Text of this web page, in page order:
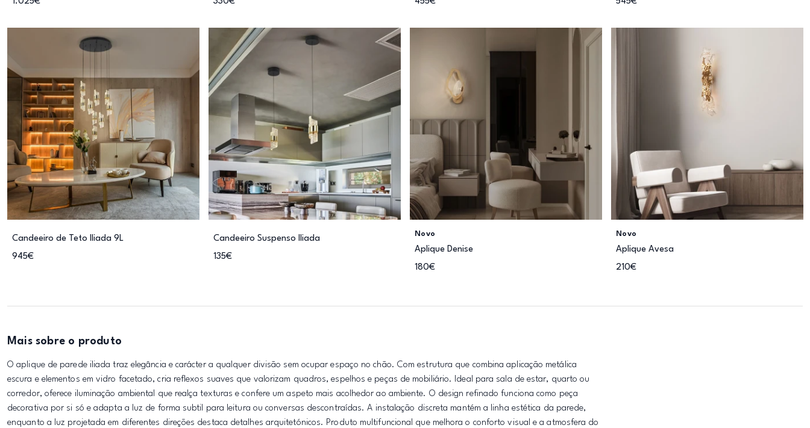
Candeeiro de Teto Iliada 9L
945€
Candeeiro Suspenso Iliada
135€
Novo
Aplique Denise
180€
Novo
Aplique Avesa
210€
Mais sobre o produto
O aplique de parede iliada traz elegância e carácter a qualquer divisão sem ocupar espaço no chão. Com estrutura que combina aplicação metálica
escura e elementos em vidro facetado, cria reflexos suaves que valorizam quadros, espelhos e peças de mobiliário. Ideal para sala de estar, quarto ou
corredor, oferece iluminação ambiental que realça texturas e confere um aspeto mais acolhedor ao ambiente. O design refinado funciona como peça
decorativa por si só e adapta a luz de forma subtil para leitura ou conversas descontraídas. A instalação discreta mantém a linha estética da parede,
enquanto a luz projetada em diferentes direções destaca detalhes arquitetónicos. Produto multifuncional que melhora o conforto visual e a atmosfera do